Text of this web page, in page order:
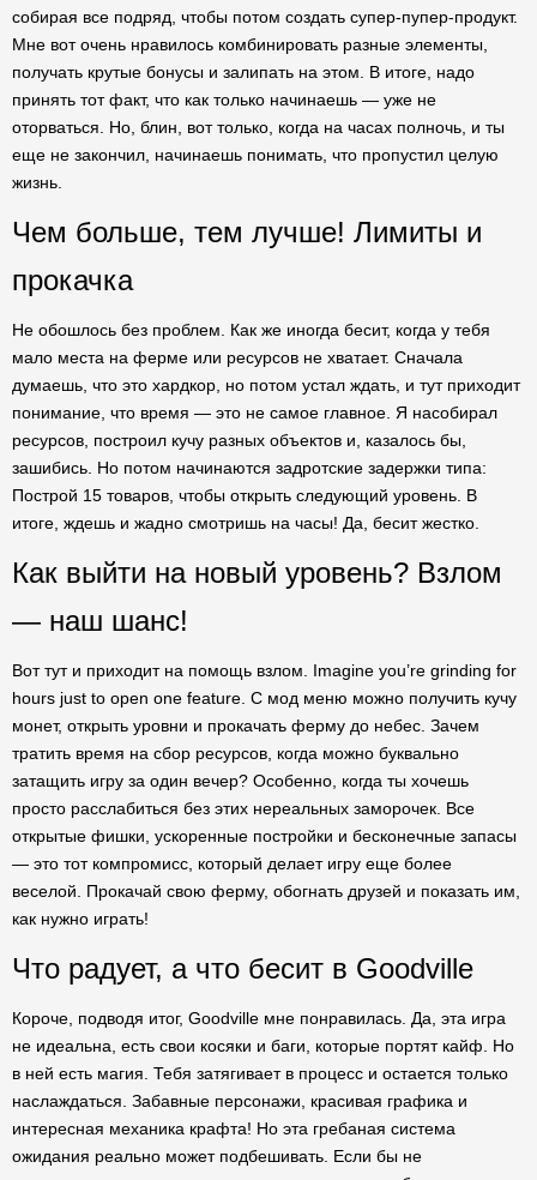
собирая все подряд, чтобы потом создать супер-пупер-продукт.
Мне вот очень нравилось комбинировать разные элементы,
получать крутые бонусы и залипать на этом. В итоге, надо
принять тот факт, что как только начинаешь — уже не
оторваться. Но, блин, вот только, когда на часах полночь, и ты
еще не закончил, начинаешь понимать, что пропустил целую
жизнь.
Чем больше, тем лучше! Лимиты и
прокачка
Не обошлось без проблем. Как же иногда бесит, когда у тебя
мало места на ферме или ресурсов не хватает. Сначала
думаешь, что это хардкор, но потом устал ждать, и тут приходит
понимание, что время — это не самое главное. Я насобирал
ресурсов, построил кучу разных объектов и, казалось бы,
зашибись. Но потом начинаются задротские задержки типа:
Построй 15 товаров, чтобы открыть следующий уровень. В
итоге, ждешь и жадно смотришь на часы! Да, бесит жестко.
Как выйти на новый уровень? Взлом
— наш шанс!
Вот тут и приходит на помощь взлом. Imagine you’re grinding for
hours just to open one feature. С мод меню можно получить кучу
монет, открыть уровни и прокачать ферму до небес. Зачем
тратить время на сбор ресурсов, когда можно буквально
затащить игру за один вечер? Особенно, когда ты хочешь
просто расслабиться без этих нереальных заморочек. Все
открытые фишки, ускоренные постройки и бесконечные запасы
— это тот компромисс, который делает игру еще более
веселой. Прокачай свою ферму, обогнать друзей и показать им,
как нужно играть!
Что радует, а что бесит в Goodville
Короче, подводя итог, Goodville мне понравилась. Да, эта игра
не идеальна, есть свои косяки и баги, которые портят кайф. Но
в ней есть магия. Тебя затягивает в процесс и остается только
наслаждаться. Забавные персонажи, красивая графика и
интересная механика крафта! Но эта гребаная система
ожидания реально может подбешивать. Если бы не